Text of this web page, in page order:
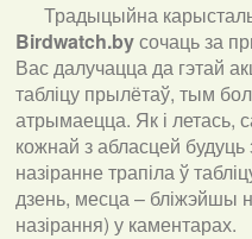
Традыцыйна
Birdwatch.byсочаць за
Вас далучацца да гэтай
табліцу прылётаў, тым
атрымаецца. Як і летась,
кожнай з абласцей
назіранне трапіла ў
дзень, месца – бліжэйшы
назірання) у каментарах.